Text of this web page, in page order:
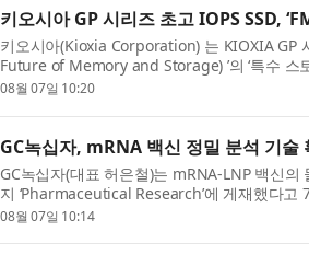
키오시아 GP 시리즈 초고 IOPS SSD,
키오시아(Kioxia Corporation) 는 KIOXIA GP
Future of Memory and Storage) ’의 ‘특수 스
수상했다고 발표했다. 베...
08월 07일 10:20
GC녹십자, mRNA 백신 정밀 분석 기
GC녹십자(대표 허은철)는 mRNA-LNP 백신
지 ‘Pharmaceutical Research’에 게재했다
한 혁신적 모달리티(Modality)...
08월 07일 10:14